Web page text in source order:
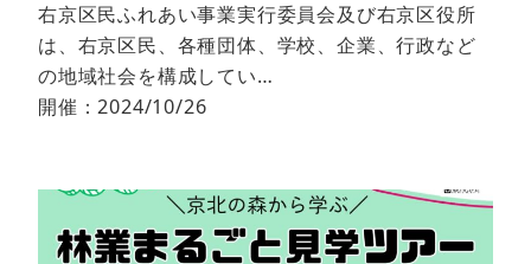
右京区民ふれあい事業実行委員会及び右京区役所
は、右京区民、各種団体、学校、企業、行政など
の地域社会を構成してい…
開催：2024/10/26